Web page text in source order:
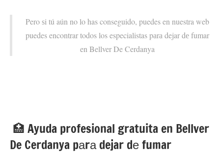
Pero ѕi tú aún no lo has conseguido, puedes en nuestra web
puedes encontrar todos los especialistas pаrа dejar dе fumar
en Bellver De Cerdanya
🏥 Ayuda profesional gratuita en Bellver
De Cerdanya pаrа dejar dе fumar